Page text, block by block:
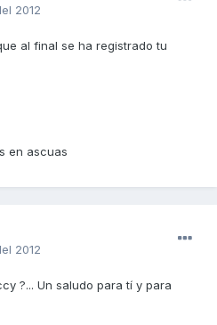
2012
al final se ha registrado tu
en ascuas
2012
?... Un saludo para tí y para